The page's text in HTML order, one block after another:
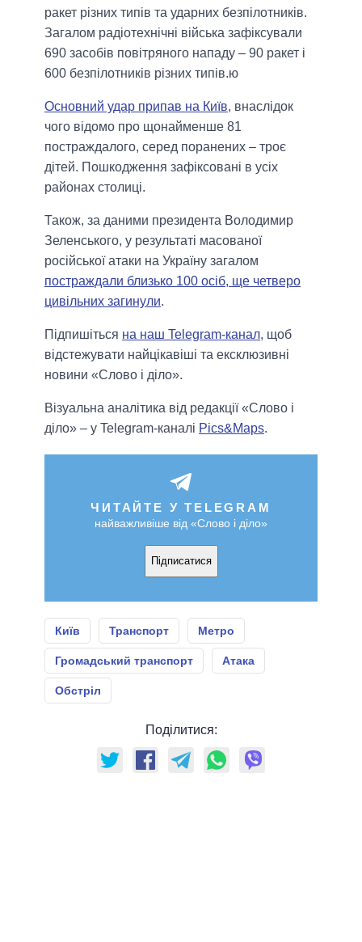
ракет різних типів та ударних безпілотників.
Загалом радіотехнічні війська зафіксували
690 засобів повітряного нападу – 90 ракет і
600 безпілотників різних типів.ю
Основний удар припав на Київ, внаслідок
чого відомо про щонайменше 81
постраждалого, серед поранених – троє
дітей. Пошкодження зафіксовані в усіх
районах столиці.
Також, за даними президента Володимир
Зеленського, у результаті масованої
російської атаки на Україну загалом
постраждали близько 100 осіб, ще четверо
цивільних загинули.
Підпишіться на наш Telegram-канал, щоб
відстежувати найцікавіші та ексклюзивні
новини «Слово і діло».
Візуальна аналітика від редакції «Слово і
діло» – у Telegram-каналі Pics&Maps.
ЧИТАЙТЕ У TELEGRAM
найважливіше від «Слово і діло»
Підписатися
Київ Транспорт Метро
Громадський транспорт Атака
Обстріл
Поділитися: